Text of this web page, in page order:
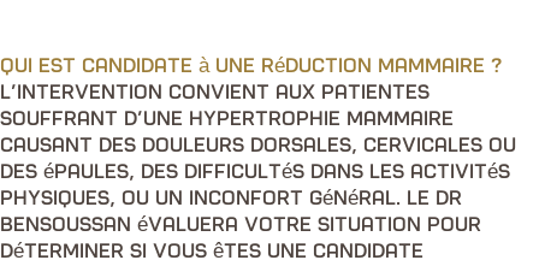
Qui est candidate à une réduction mammaire ?
L’intervention convient aux patientes
souffrant d’une hypertrophie mammaire
causant des douleurs dorsales, cervicales ou
des épaules, des difficultés dans les activités
physiques, ou un inconfort général. Le Dr
Bensoussan évaluera votre situation pour
déterminer si vous êtes une candidate